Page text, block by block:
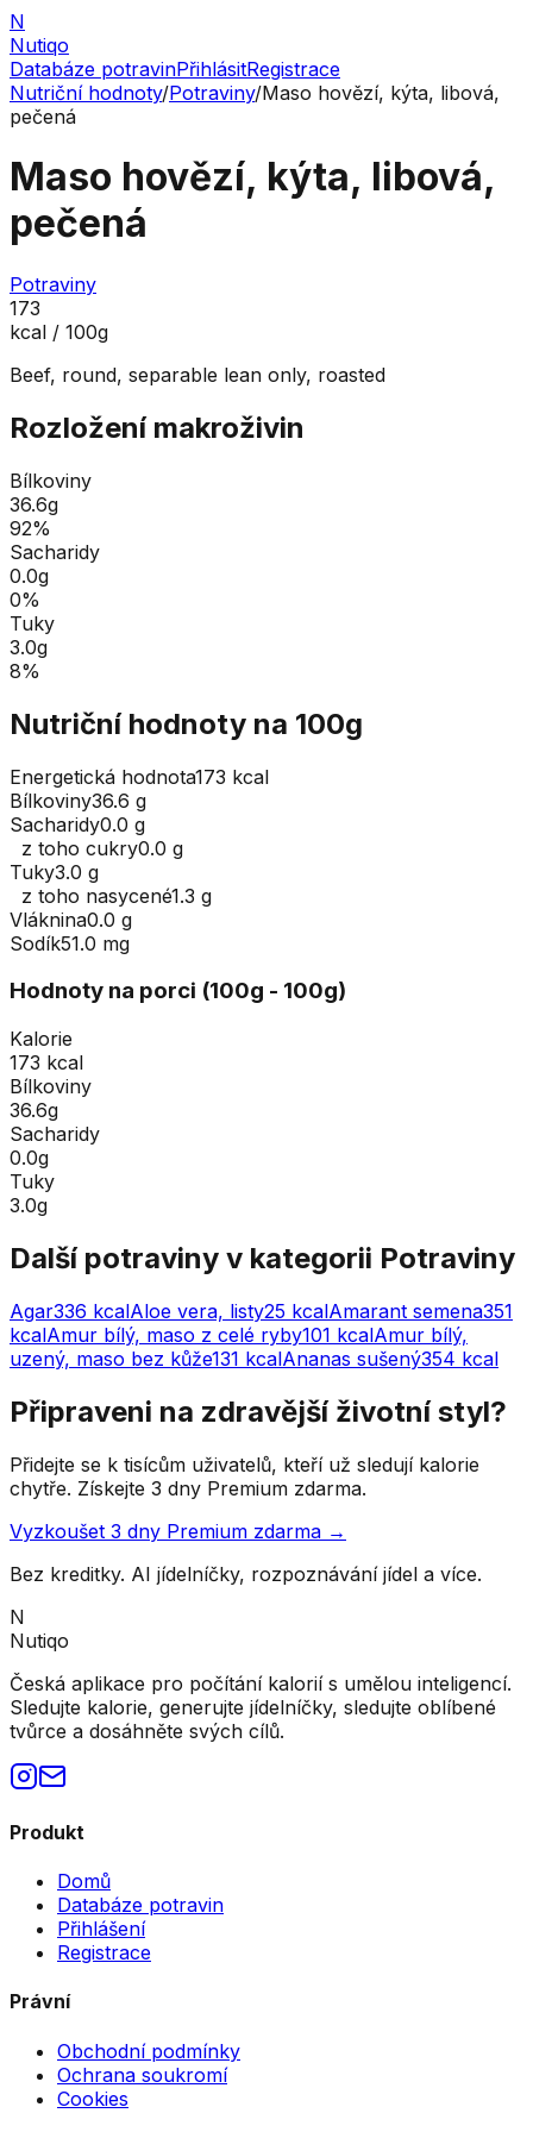
N
Nutiqo
Databáze potravinPřihlásitRegistrace
Nutriční hodnoty/Potraviny/Maso hovězí, kýta, libová,
pečená
Maso hovězí, kýta, libová,
pečená
Potraviny
173
kcal / 100g
Beef, round, separable lean only, roasted
Rozložení makroživin
Bílkoviny
36.6g
92%
Sacharidy
0.0g
0%
Tuky
3.0g
8%
Nutriční hodnoty na 100g
Energetická hodnota173 kcal
Bílkoviny36.6 g
Sacharidy0.0 g
z toho cukry0.0 g
Tuky3.0 g
z toho nasycené1.3 g
Vláknina0.0 g
Sodík51.0 mg
Hodnoty na porci (100g - 100g)
Kalorie
173 kcal
Bílkoviny
36.6g
Sacharidy
0.0g
Tuky
3.0g
Další potraviny v kategorii Potraviny
Agar336 kcalAloe vera, listy25 kcalAmarant semena351
kcalAmur bílý, maso z celé ryby101 kcalAmur bílý,
uzený, maso bez kůže131 kcalAnanas sušený354 kcal
Připraveni na zdravější životní styl?
Přidejte se k tisícům uživatelů, kteří už sledují kalorie
chytře. Získejte 3 dny Premium zdarma.
Vyzkoušet 3 dny Premium zdarma →
Bez kreditky. AI jídelníčky, rozpoznávání jídel a více.
N
Nutiqo
Česká aplikace pro počítání kalorií s umělou inteligencí.
Sledujte kalorie, generujte jídelníčky, sledujte oblíbené
tvůrce a dosáhněte svých cílů.
Produkt
Domů
Databáze potravin
Přihlášení
Registrace
Právní
Obchodní podmínky
Ochrana soukromí
Cookies